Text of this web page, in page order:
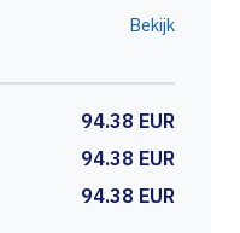
Bekijk
94.38 EUR
94.38 EUR
94.38 EUR